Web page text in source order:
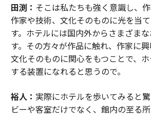
田渕： そこは私たちも強く意識し、作
作家や技術、文化そのものに光を当
す。ホテルには国内外からさまざま
す。その方々が作品に触れ、作家に
文化そのものに関心をもつことで、
する装置になれると思うので。
裕人： 実際にホテルを歩いてみると
ビーや客室だけでなく、館内の至る